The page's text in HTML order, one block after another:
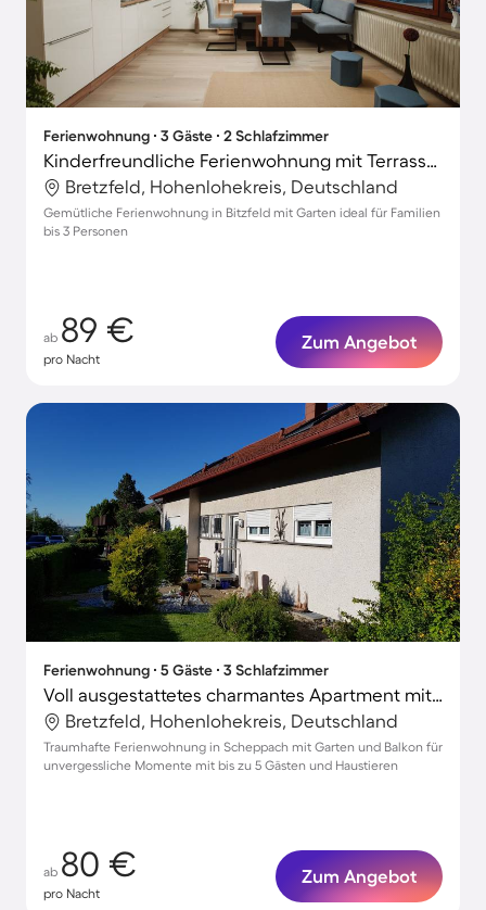
Ferienwohnung ∙ 3 Gäste ∙ 2 Schlafzimmer
Kinderfreundliche Ferienwohnung mit Terrasse, Garten und schnellem Internet | Perfekt für die Arbeit von Zuhause
Bretzfeld, Hohenlohekreis, Deutschland
Gemütliche Ferienwohnung in Bitzfeld mit Garten ideal für Familien
bis 3 Personen
ab 89 €
pro Nacht
Zum Angebot
Ferienwohnung ∙ 5 Gäste ∙ 3 Schlafzimmer
Voll ausgestattetes charmantes Apartment mit schnellem Internet und Garten | Gartenblick | Perfekt für die Arbeit von Zuhause | Haustierfreundlich
Bretzfeld, Hohenlohekreis, Deutschland
Traumhafte Ferienwohnung in Scheppach mit Garten und Balkon für
unvergessliche Momente mit bis zu 5 Gästen und Haustieren
ab 80 €
pro Nacht
Zum Angebot